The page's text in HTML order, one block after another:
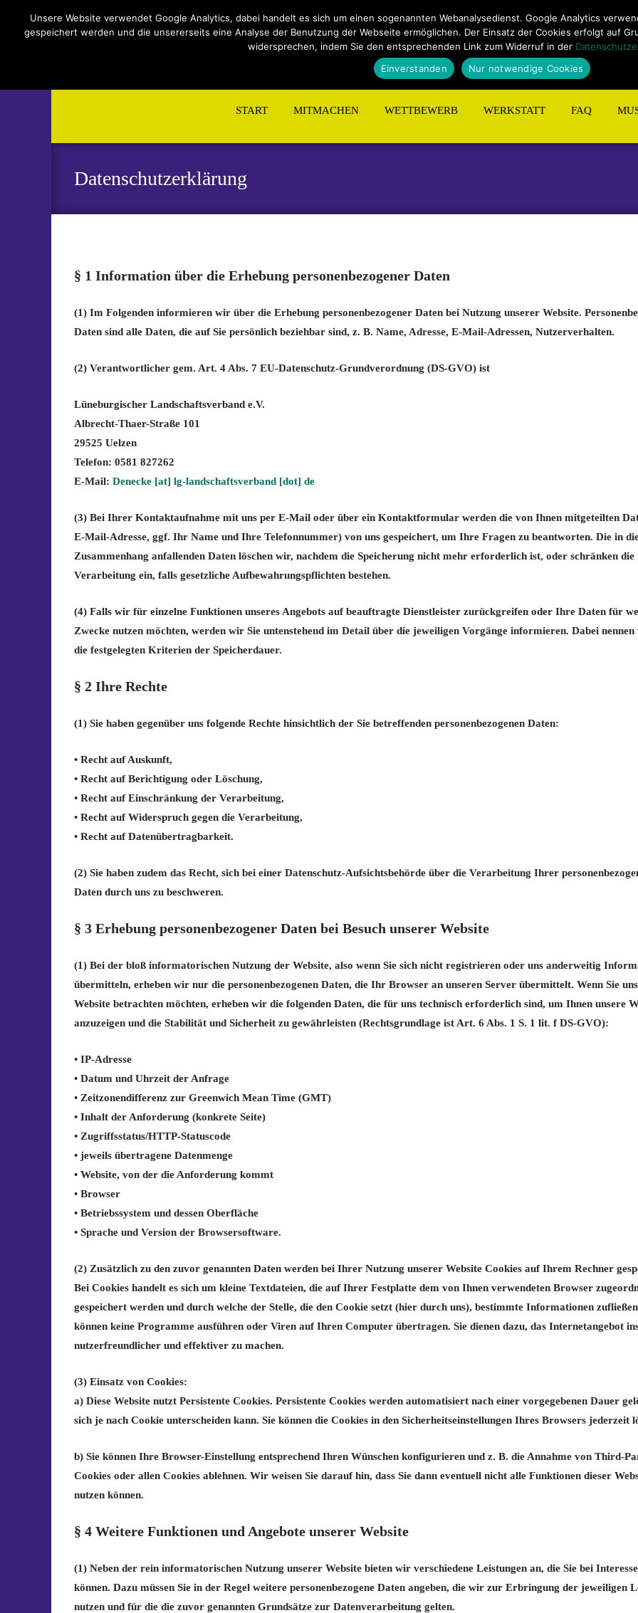
START MITMACHEN WETTBEWERB WERKSTATT FAQ
Datenschutzerklärung
§ 1 Information über die Erhebung personenbezogener Daten
(1) Im Folgenden informieren wir über die Erhebung personenbezogener Daten bei Nutzung unserer Website.
Daten sind alle Daten, die auf Sie persönlich beziehbar sind, z. B. Name, Adresse, E-Mail-Adressen, Nutzerverhalten.
(2) Verantwortlicher gem. Art. 4 Abs. 7 EU-Datenschutz-Grundverordnung (DS-GVO) ist
Lüneburgischer Landschaftsverband e.V.
Albrecht-Thaer-Straße 101
29525 Uelzen
Telefon: 0581 827262
E-Mail: Denecke [at] lg-landschaftsverband [dot] de
(3) Bei Ihrer Kontaktaufnahme mit uns per E-Mail oder über ein Kontaktformular werden die von Ihnen mitgeteilten
E-Mail-Adresse, ggf. Ihr Name und Ihre Telefonnummer) von uns gespeichert, um Ihre Fragen zu beantworten. Die in
Zusammenhang anfallenden Daten löschen wir, nachdem die Speicherung nicht mehr erforderlich ist, oder schränken die
Verarbeitung ein, falls gesetzliche Aufbewahrungspflichten bestehen.
(4) Falls wir für einzelne Funktionen unseres Angebots auf beauftragte Dienstleister zurückgreifen oder Ihre Daten für
Zwecke nutzen möchten, werden wir Sie untenstehend im Detail über die jeweiligen Vorgänge informieren. Dabei
die festgelegten Kriterien der Speicherdauer.
§ 2 Ihre Rechte
(1) Sie haben gegenüber uns folgende Rechte hinsichtlich der Sie betreffenden personenbezogenen Daten:
• Recht auf Auskunft,
• Recht auf Berichtigung oder Löschung,
• Recht auf Einschränkung der Verarbeitung,
• Recht auf Widerspruch gegen die Verarbeitung,
• Recht auf Datenübertragbarkeit.
(2) Sie haben zudem das Recht, sich bei einer Datenschutz-Aufsichtsbehörde über die Verarbeitung Ihrer
Daten durch uns zu beschweren.
§ 3 Erhebung personenbezogener Daten bei Besuch unserer Website
(1) Bei der bloß informatorischen Nutzung der Website, also wenn Sie sich nicht registrieren oder uns anderweitig
übermitteln, erheben wir nur die personenbezogenen Daten, die Ihr Browser an unseren Server übermittelt. Wenn Sie
Website betrachten möchten, erheben wir die folgenden Daten, die für uns technisch erforderlich sind, um Ihnen unsere
anzuzeigen und die Stabilität und Sicherheit zu gewährleisten (Rechtsgrundlage ist Art. 6 Abs. 1 S. 1 lit. f DS-GVO):
• IP-Adresse
• Datum und Uhrzeit der Anfrage
• Zeitzonendifferenz zur Greenwich Mean Time (GMT)
• Inhalt der Anforderung (konkrete Seite)
• Zugriffsstatus/HTTP-Statuscode
• jeweils übertragene Datenmenge
• Website, von der die Anforderung kommt
• Browser
• Betriebssystem und dessen Oberfläche
• Sprache und Version der Browsersoftware.
(2) Zusätzlich zu den zuvor genannten Daten werden bei Ihrer Nutzung unserer Website Cookies auf Ihrem Rechner
Bei Cookies handelt es sich um kleine Textdateien, die auf Ihrer Festplatte dem von Ihnen verwendeten Browser
gespeichert werden und durch welche der Stelle, die den Cookie setzt (hier durch uns), bestimmte Informationen
können keine Programme ausführen oder Viren auf Ihren Computer übertragen. Sie dienen dazu, das Internetangebot
nutzerfreundlicher und effektiver zu machen.
(3) Einsatz von Cookies:
a) Diese Website nutzt Persistente Cookies. Persistente Cookies werden automatisiert nach einer vorgegebenen Dauer
sich je nach Cookie unterscheiden kann. Sie können die Cookies in den Sicherheitseinstellungen Ihres Browsers jederzeit
b) Sie können Ihre Browser-Einstellung entsprechend Ihren Wünschen konfigurieren und z. B. die Annahme von Third-
Cookies oder allen Cookies ablehnen. Wir weisen Sie darauf hin, dass Sie dann eventuell nicht alle Funktionen dieser
nutzen können.
§ 4 Weitere Funktionen und Angebote unserer Website
(1) Neben der rein informatorischen Nutzung unserer Website bieten wir verschiedene Leistungen an, die Sie bei
können. Dazu müssen Sie in der Regel weitere personenbezogene Daten angeben, die wir zur Erbringung der jeweiligen
nutzen und für die die zuvor genannten Grundsätze zur Datenverarbeitung gelten.
Unsere Website verwendet Google Analytics, dabei handelt es sich um einen sogenannten Webanalysedienst. Google Analytics
gespeichert werden und die unsererseits eine Analyse der Benutzung der Webseite ermöglichen. Der Einsatz der Cookies erfolgt auf
widersprechen, indem Sie den entsprechenden Link zum Widerruf in der
Einverstanden
Nur notwendige Cookies